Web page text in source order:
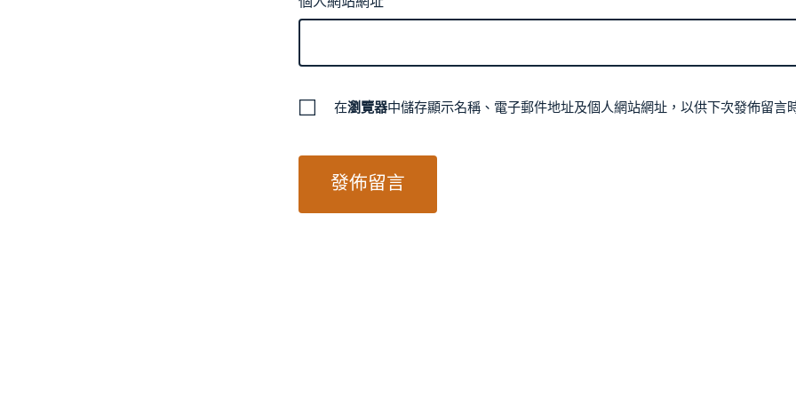
在瀏覽器中儲存顯示名稱、電子郵件地址及個人網站網址，以供下次發佈留言